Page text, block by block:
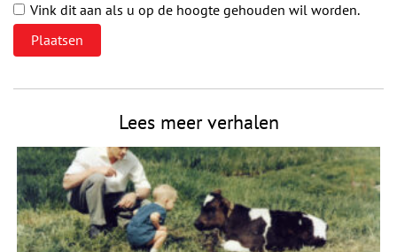
Vink dit aan als u op de hoogte gehouden wil worden.
Lees meer verhalen